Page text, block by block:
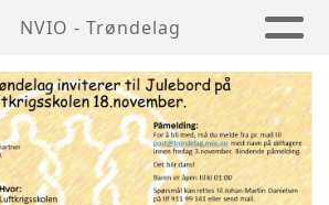
NVIO - Trøndelag